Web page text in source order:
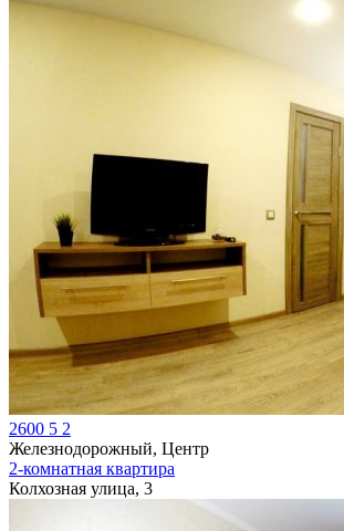
2600 5 2
Железнодорожный, Центр
2-комнатная квартира
Колхозная улица, 3